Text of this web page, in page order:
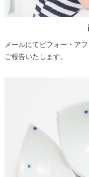
メールにてビフォー・ア
ご報告いたします。